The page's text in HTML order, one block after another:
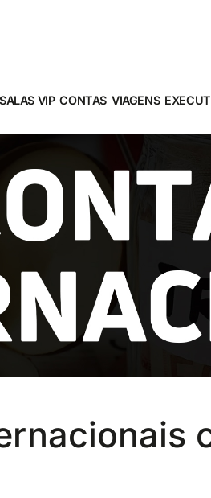
SALAS VIP CONTAS VIAGENS